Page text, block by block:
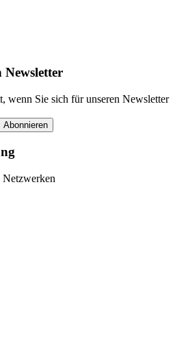
Newsletter
wenn Sie sich für unseren Newsletter
Abonnieren
Netzwerken